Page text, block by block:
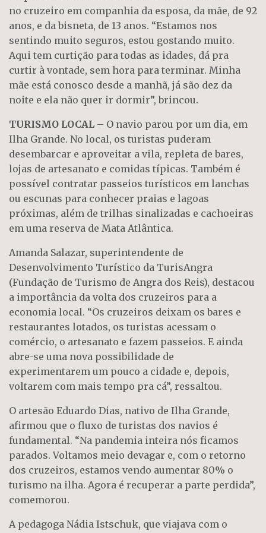
no cruzeiro em companhia da esposa, da mãe, de 92
anos, e da bisneta, de 13 anos. “Estamos nos
sentindo muito seguros, estou gostando muito.
Aqui tem curtição para todas as idades, dá pra
curtir à vontade, sem hora para terminar. Minha
mãe está conosco desde a manhã, já são dez da
noite e ela não quer ir dormir”, brincou.
TURISMO LOCAL – O navio parou por um dia, em
Ilha Grande. No local, os turistas puderam
desembarcar e aproveitar a vila, repleta de bares,
lojas de artesanato e comidas típicas. Também é
possível contratar passeios turísticos em lanchas
ou escunas para conhecer praias e lagoas
próximas, além de trilhas sinalizadas e cachoeiras
em uma reserva de Mata Atlântica.
Amanda Salazar, superintendente de
Desenvolvimento Turístico da TurisAngra
(Fundação de Turismo de Angra dos Reis), destacou
a importância da volta dos cruzeiros para a
economia local. “Os cruzeiros deixam os bares e
restaurantes lotados, os turistas acessam o
comércio, o artesanato e fazem passeios. E ainda
abre-se uma nova possibilidade de
experimentarem um pouco a cidade e, depois,
voltarem com mais tempo pra cá”, ressaltou.
O artesão Eduardo Dias, nativo de Ilha Grande,
afirmou que o fluxo de turistas dos navios é
fundamental. “Na pandemia inteira nós ficamos
parados. Voltamos meio devagar e, com o retorno
dos cruzeiros, estamos vendo aumentar 80% o
turismo na ilha. Agora é recuperar a parte perdida”,
comemorou.
A pedagoga Nádia Istschuk, que viajava com o